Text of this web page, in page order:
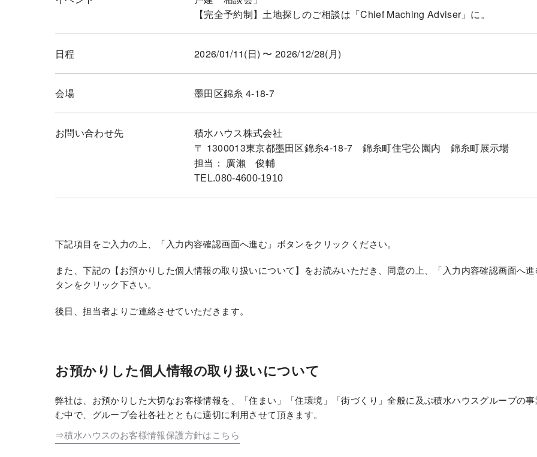
【完全予約制】土地探しのご相談は「Chief Maching Adviser」に。
日程 2026/01/11(日) 〜 2026/12/28(月)
会場 墨田区錦糸 4-18-7
お問い合わせ先
積水ハウス株式会社
〒 1300013東京都墨田区錦糸4-18-7 錦糸町住宅公園内 錦糸町展示場
担当： 廣瀨 俊輔
TEL.080-4600-1910
下記項目をご入力の上、「入力内容確認画面へ進む」ボタンをクリックください。
また、下記の【お預かりした個人情報の取り扱いについて】をお読みいただき、同意の上、「入力内容確認画面へ
タンをクリック下さい。
後日、担当者よりご連絡させていただきます。
お預かりした個人情報の取り扱いについて
弊社は、お預かりした大切なお客様情報を、「住まい」「住環境」「街づくり」全般に及ぶ積水ハウスグループの
む中で、グループ会社各社とともに適切に利用させて頂きます。
⇒積水ハウスのお客様情報保護方針はこちら